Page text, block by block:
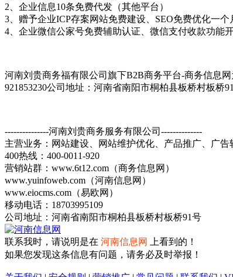
2、企业信息10条免费代发（其他平台）
3、赠予企业ICP存案网站免费建设、SEO免费优化一个
4、企业微信公家号免费辅助认证、微信支付收款功能开
河南刘贵商务福有限公司旗下B2B商务平台-商务信息网
921853230公司地址：河南省南阳市桐柏县板桥村板桥
---------------河南刘贵商务服务有限公司--------------
主营业务：网站建设、网站维护优化、产品推广、广告
400热线：400-0011-920
营销站群：www.6t12.com（商务信息网）
www.yuinfoweb.com（河南信息网）
www.eiocms.com（易欧网）
移动电话：18703995109
公司地址：河南省南阳市桐柏县板桥村板桥91号
联系我时，请说明是在 河南信息网
上看到的！
如果您发现这条信息有问题，请务必及时举报！